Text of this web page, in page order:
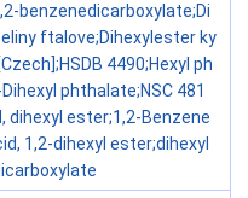
benzenedicarboxylate;Di
ftalove;Dihexylester ky
4490;Hexyl ph
phthalate;NSC 481
dihexyl ester;1,2-Benzene
1,2-dihexyl ester;dihexyl